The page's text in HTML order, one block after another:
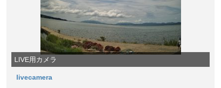
LIVE用カメラ
livecamera